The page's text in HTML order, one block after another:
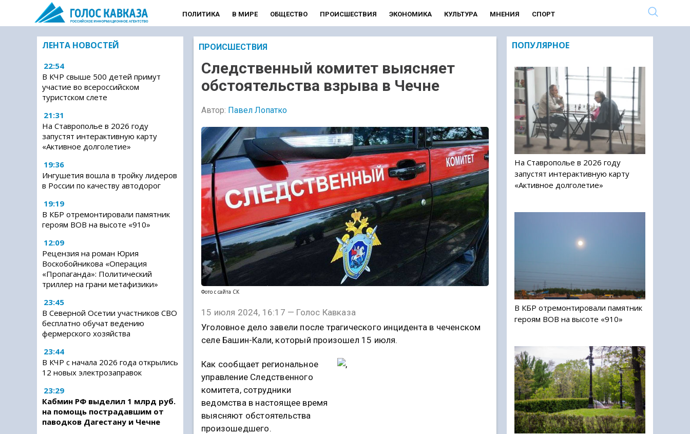
ПОЛИТИКА В МИРЕ ОБЩЕСТВО ПРОИСШЕСТВИЯ ЭКОНОМИКА КУЛЬТУРА МНЕНИЯ СПОРТ
ЛЕНТА НОВОСТЕЙ
22:54
В КЧР свыше 500 детей примут
участие во всероссийском
туристском слете
21:31
На Ставрополье в 2026 году
запустят интерактивную карту
«Активное долголетие»
19:36
Ингушетия вошла в тройку лидеров
в России по качеству автодорог
19:19
В КБР отремонтировали памятник
героям ВОВ на высоте «910»
12:09
Рецензия на роман Юрия
Воскобойникова «Операция
«Пропаганда»: Политический
триллер на грани метафизики»
23:45
В Северной Осетии участников СВО
бесплатно обучат ведению
фермерского хозяйства
23:44
В КЧР с начала 2026 года открылись
12 новых электрозаправок
23:29
Кабмин РФ выделил 1 млрд руб.
на помощь пострадавшим от
паводков Дагестану и Чечне
ПРОИСШЕСТВИЯ
Следственный комитет выясняет
обстоятельства взрыва в Чечне
Автор: Павел Лопатко
Фото с сайта СК
15 июля 2024, 16:17 — Голос Кавказа
Уголовное дело завели после трагического инцидента в чеченском
селе Башин-Кали, который произошел 15 июля.
Как сообщает региональное
управление Следственного
комитета, сотрудники
ведомства в настоящее время
выясняют обстоятельства
произошедшего.
ПОПУЛЯРНОЕ
На Ставрополье в 2026 году
запустят интерактивную карту
«Активное долголетие»
В КБР отремонтировали памятник
героям ВОВ на высоте «910»